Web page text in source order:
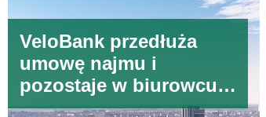
VeloBank przedłuża
umowę najmu i
pozostaje w biurowcu
Q22